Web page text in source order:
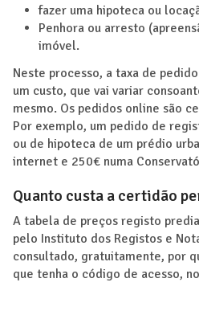
fazer uma hipoteca ou
Penhora ou arresto
imóvel.
Neste processo, a taxa de
um custo, que vai variar
mesmo. Os pedidos online são
Por exemplo, um pedido de
ou de hipoteca de um prédio
internet e 250€ numa
Quanto custa a certidão
A tabela de preços registo
pelo Instituto dos Registos e
consultado, gratuitamente, por
que tenha o código de acesso,